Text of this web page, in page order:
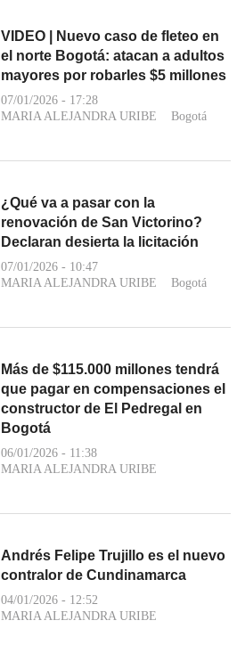
VIDEO | Nuevo caso de fleteo en
el norte Bogotá: atacan a adultos
mayores por robarles $5 millones
07/01/2026 - 17:28
MARIA ALEJANDRA URIBE
Bogotá
¿Qué va a pasar con la
renovación de San Victorino?
Declaran desierta la licitación
07/01/2026 - 10:47
MARIA ALEJANDRA URIBE
Bogotá
Más de $115.000 millones tendrá
que pagar en compensaciones el
constructor de El Pedregal en
Bogotá
06/01/2026 - 11:38
MARIA ALEJANDRA URIBE
Andrés Felipe Trujillo es el nuevo
contralor de Cundinamarca
04/01/2026 - 12:52
MARIA ALEJANDRA URIBE